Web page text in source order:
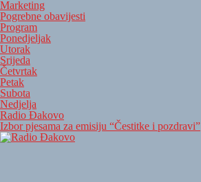
Marketing
Pogrebne obavijesti
Program
Ponedjeljak
Utorak
Srijeda
Četvrtak
Petak
Subota
Nedjelja
Radio Đakovo
Izbor pjesama za emisiju “Čestitke i pozdravi”